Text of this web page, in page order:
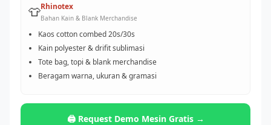
👕Rhinotex
Bahan Kain & Blank Merchandise
Kaos cotton combed 20s/30s
Kain polyester & drifit sublimasi
Tote bag, topi & blank merchandise
Beragam warna, ukuran & gramasi
🖨️ Request Demo Mesin Gratis →